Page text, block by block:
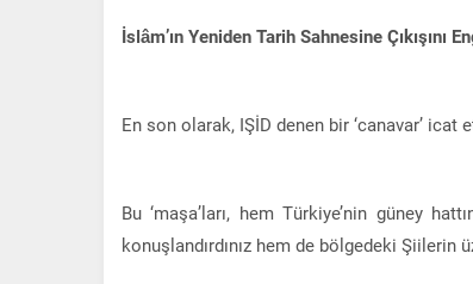
İslâm’ın Yeniden Tarih Sahnesine Çıkışını
En son olarak, IŞİD denen bir ‘canavar’
Bu ‘maşa’ları, hem Türkiye’nin güney
konuşlandırdınız hem de bölgedeki Şiilerin